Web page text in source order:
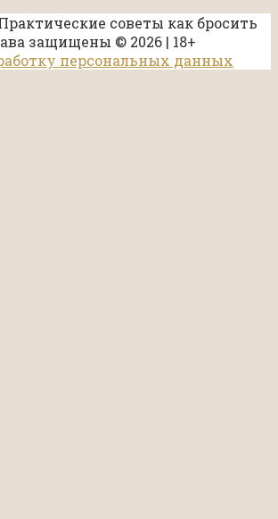
советы как бросить
защищены © 2026 | 18+
персональных данных